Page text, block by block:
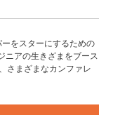
をスターにするための
ニアの生きざまをブース
さまざまなカンファレ